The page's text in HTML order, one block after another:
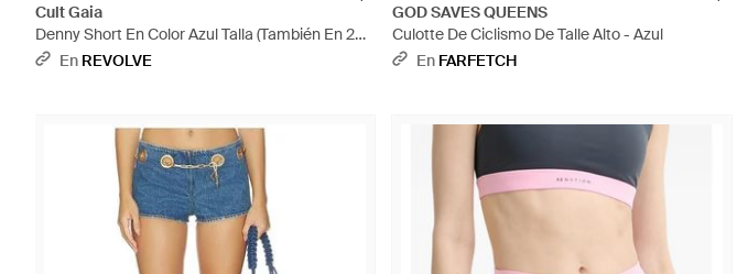
Cult Gaia
Denny Short En Color Azul Talla (También En 25,
26, 27, 28, 29, 30, 31, 32) - Azul
En REVOLVE
GOD SAVES QUEENS
Culotte De Ciclismo De Talle Alto - Azul
En FARFETCH